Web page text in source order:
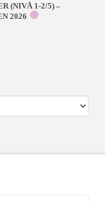
(NIVÅ 1-2/5) –
2026